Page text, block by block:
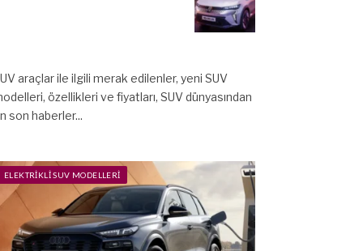
araçlar ile ilgili merak edilenler, yeni SUV
özellikleri ve fiyatları, SUV dünyasından
son haberler...
ELEKTRIKLI SUV MODELLERI